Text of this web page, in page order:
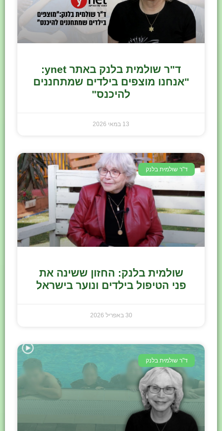
ד"ר שולמית בלנק באתר ynet:
"אנחנו מוצפים בילדים שמתחננים
להיכנס"
13 במאי 2026
ד"ר שולמית בלנק
שולמית בלנק: החזון ששינה את
פני הטיפול בילדים ונוער בישראל
30 באפריל 2026
ד"ר שולמית בלנק